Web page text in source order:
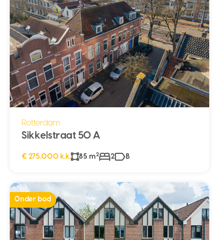
Rotterdam
Sikkelstraat 50 A
€ 275.000 k.k. 85 m2 2 B
Onder bod